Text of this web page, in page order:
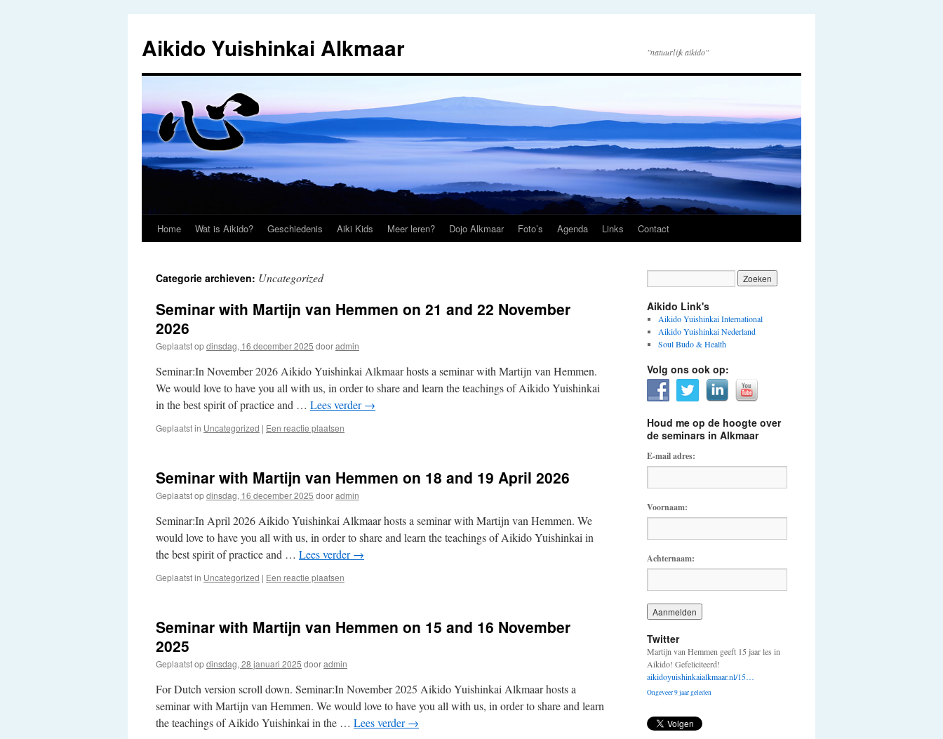
de
inhoud
Aikido Yuishinkai Alkmaar "natuurlijk aikido"
Home Wat is Aikido? Geschiedenis Aiki Kids Meer leren? Dojo Alkmaar Foto’s Agenda Links Contact
Categorie archieven: Uncategorized
Seminar with Martijn van Hemmen on 21 and 22 November
2026
Geplaatst opdinsdag, 16 december 2025 dooradmin
Seminar:In November 2026 Aikido Yuishinkai Alkmaar hosts a seminar with Martijn van Hemmen.
We would love to have you all with us, in order to share and learn the teachings of Aikido Yuishinkai
in the best spirit of practice and … Lees verder→
Geplaatst in Uncategorized | Een reactie plaatsen
Seminar with Martijn van Hemmen on 18 and 19 April 2026
Geplaatst opdinsdag, 16 december 2025 dooradmin
Seminar:In April 2026 Aikido Yuishinkai Alkmaar hosts a seminar with Martijn van Hemmen. We
would love to have you all with us, in order to share and learn the teachings of Aikido Yuishinkai in
the best spirit of practice and … Lees verder→
Geplaatst in Uncategorized | Een reactie plaatsen
Seminar with Martijn van Hemmen on 15 and 16 November
2025
Geplaatst opdinsdag, 28 januari 2025 dooradmin
For Dutch version scroll down. Seminar:In November 2025 Aikido Yuishinkai Alkmaar hosts a
seminar with Martijn van Hemmen. We would love to have you all with us, in order to share and learn
the teachings of Aikido Yuishinkai in the … Lees verder→
Aikido Link's
Aikido Yuishinkai International
Aikido Yuishinkai Nederland
Soul Budo & Health
Volg ons ook op:
Houd me op de hoogte over
de seminars in Alkmaar
E-mail adres:
Voornaam:
Achternaam:
Twitter
Martijn van Hemmen geeft 15 jaar les in
Aikido! Gefeliciteerd!
aikidoyuishinkaialkmaar.nl/15…
Ongeveer 9 jaar geleden